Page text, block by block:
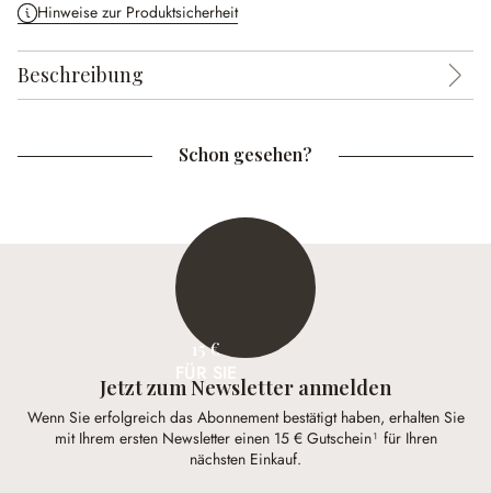
Hinweise zur Produktsicherheit
Beschreibung
Schon gesehen?
15 €
Jetzt zum Newsletter anmelden
Wenn Sie erfolgreich das Abonnement bestätigt haben, erhalten Sie
mit Ihrem ersten Newsletter einen 15 € Gutschein¹ für Ihren
nächsten Einkauf.